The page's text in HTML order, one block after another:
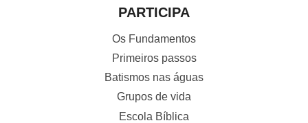
PARTICIPA
Os Fundamentos
Primeiros passos
Batismos nas águas
Grupos de vida
Escola Bíblica